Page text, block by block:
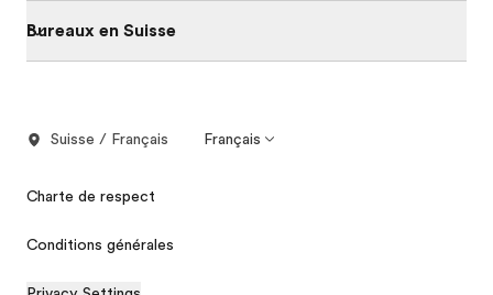
Bureaux en Suisse
Suisse / Français Français
Charte de respect
Conditions générales